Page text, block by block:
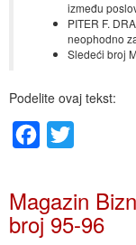
između
PITER F.
neophodno
Sledeći broj
Podelite ovaj tekst:
Facebook
Magazin
broj 95-96